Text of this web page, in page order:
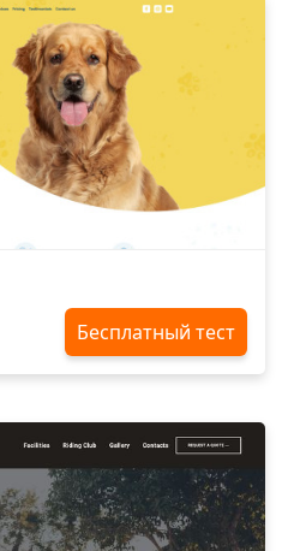
Бесплатный тест